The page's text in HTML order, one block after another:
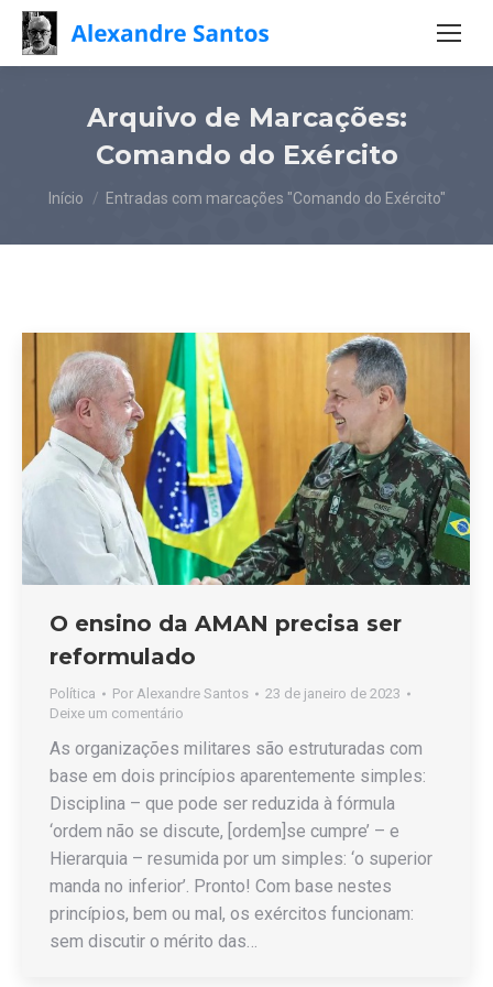
Arquivo de Marcações:
Comando do Exército
Você está aqui:
Início Entradas com marcações "Comando do Exército"
O ensino da AMAN precisa ser
reformulado
Política Por Alexandre Santos
23 de janeiro de 2023
Deixe um comentário
As organizações militares são estruturadas com
base em dois princípios aparentemente simples:
Disciplina – que pode ser reduzida à fórmula
‘ordem não se discute, [ordem]se cumpre’ – e
Hierarquia – resumida por um simples: ‘o superior
manda no inferior’. Pronto! Com base nestes
princípios, bem ou mal, os exércitos funcionam:
sem discutir o mérito das…